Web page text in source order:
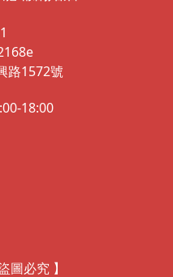
路1572號
18:00
圖必究 】